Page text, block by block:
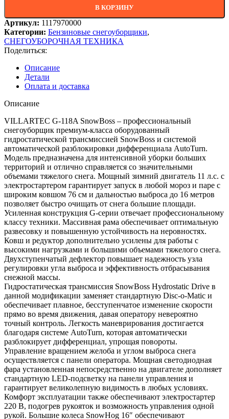
В КОРЗИНУ
Артикул: 1117970000
Категории: Бензиновые снегоуборщики,
СНЕГОУБОРОЧНАЯ ТЕХНИКА
Поделиться:
Описание
Детали
Оплата и доставка
Описание
VILLARTEC G-118A SnowBoss – профессиональный
снегоуборщик премиум-класса оборудованный
гидростатической трансмиссией SnowBoss и системой
автоматической разблокировки дифференциала AutoTurn.
Модель предназначена для интенсивной уборки больших
территорий и отлично справляется со значительными
объемами тяжелого снега. Мощный зимний двигатель 11 л.с. с
электростартером гарантирует запуск в любой мороз и паре с
широким ковшом 76 см и дальностью выброса до 16 метров
позволяет быстро очищать от снега большие площади.
Усиленная конструкция G-серии отвечает профессиональному
классу техники. Массивная рама обеспечивает оптимальную
развесовку и повышенную устойчивость на неровностях.
Ковш и редуктор дополнительно усилены для работы с
высокими нагрузками и большими объемами тяжелого снега.
Двухступенчатый дефлектор повышает надежность узла
регулировки угла выброса и эффективность отбрасывания
снежной массы.
Гидростатическая трансмиссия SnowBoss Hydrostatic Drive в
данной модификации заменяет стандартную Disc-o-Matic и
обеспечивает плавное, бесступенчатое изменение скорости
прямо во время движения, давая оператору невероятно
точный контроль. Легкость маневрирования достигается
благодаря системе AutoTurn, которая автоматически
разблокирует дифференциал, упрощая повороты.
Управление вращением желоба и углом выброса снега
осуществляется с панели оператора. Мощная светодиодная
фара установленная непосредственно на двигателе дополняет
стандартную LED-подсветку на панели управления и
гарантирует великолепную видимость в любых условиях.
Комфорт эксплуатации также обеспечивают электростартер
220 В, подогрев рукояток и возможность управления одной
рукой. Большие колеса SnowHog 16″ обеспечивают